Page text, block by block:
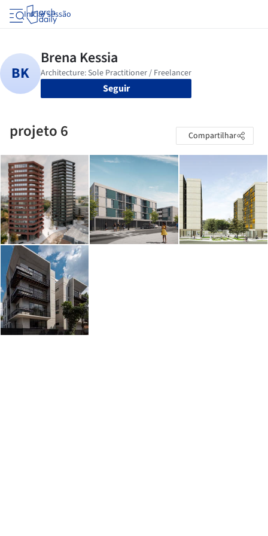
Iniciar sessão
Seguir
projeto 6 Compartilhar